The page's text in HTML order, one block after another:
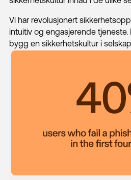
Vi har revolusjonert
intuitiv og engasjerende
bygg en sikkerhetskultur i